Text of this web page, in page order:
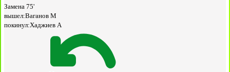
Замена 75'
вышел:Ваганов М
покинул:Хаджиев А